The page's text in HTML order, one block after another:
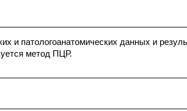
и патологоанатомических данных и
метод ПЦР.